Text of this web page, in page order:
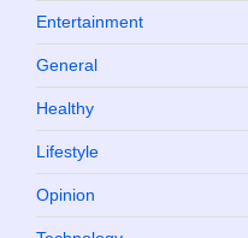
Entertainment
General
Healthy
Lifestyle
Opinion